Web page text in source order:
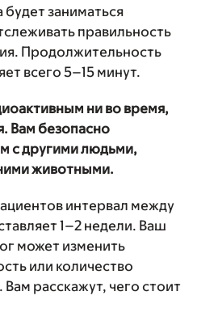
заниматься
правильность
Продолжительность
всего 5–15 минут.
ни во время,
Вам безопасно
с другими людьми,
животными.
интервал между
1–2 недели. Ваш
может изменить
или количество
Вам расскажут, чего стоит